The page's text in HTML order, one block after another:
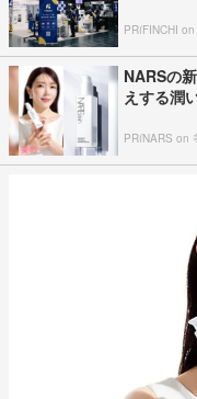
PR(FINCHI
NARSの
えする潤
PR(NARS on